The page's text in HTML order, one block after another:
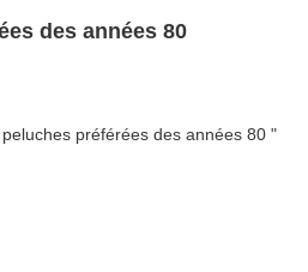
des années 80